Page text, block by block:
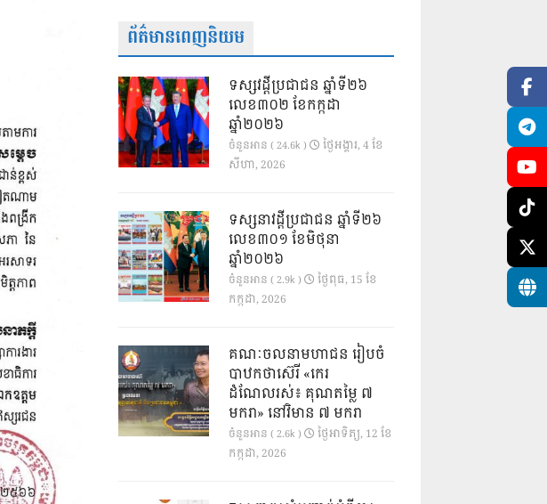
ព័ត៌មានពេញនិយម
ទស្សវដ្តីប្រជាជន ឆ្នាំទី២៦
លេខ៣០២ ខែកក្កដា
ឆ្នាំ២០២៦
ចំនួនអាន ( 24.6k )
ថ្ងៃ​អង្គារ, 4 ខែ​
សីហា, 2026
ទស្សនាវដ្ដីប្រជាជន ឆ្នាំទី២៦
លេខ៣០១ ខែមិថុនា
ឆ្នាំ២០២៦
ចំនួនអាន ( 2.9k )
ថ្ងៃ​ពុធ, 15 ខែ​
កក្កដា, 2026
គណៈចលនាមហាជន រៀបចំ
បាឋកថាស៊េរី «កេរ
ដំណែលរស់៖ គុណតម្លៃ ៧
មករា» នៅវិមាន ៧ មករា
ចំនួនអាន ( 2.6k )
ថ្ងៃ​អាទិត្យ, 12 ខែ​
កក្កដា, 2026